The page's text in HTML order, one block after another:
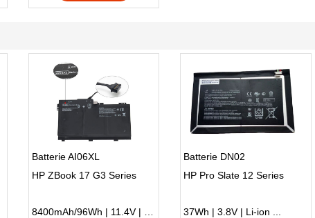
Batterie AI06XL
HP ZBook 17 G3 Series
Batterie DN02
HP Pro Slate 12 Series
37Wh | 3.8V | Li-ion ...